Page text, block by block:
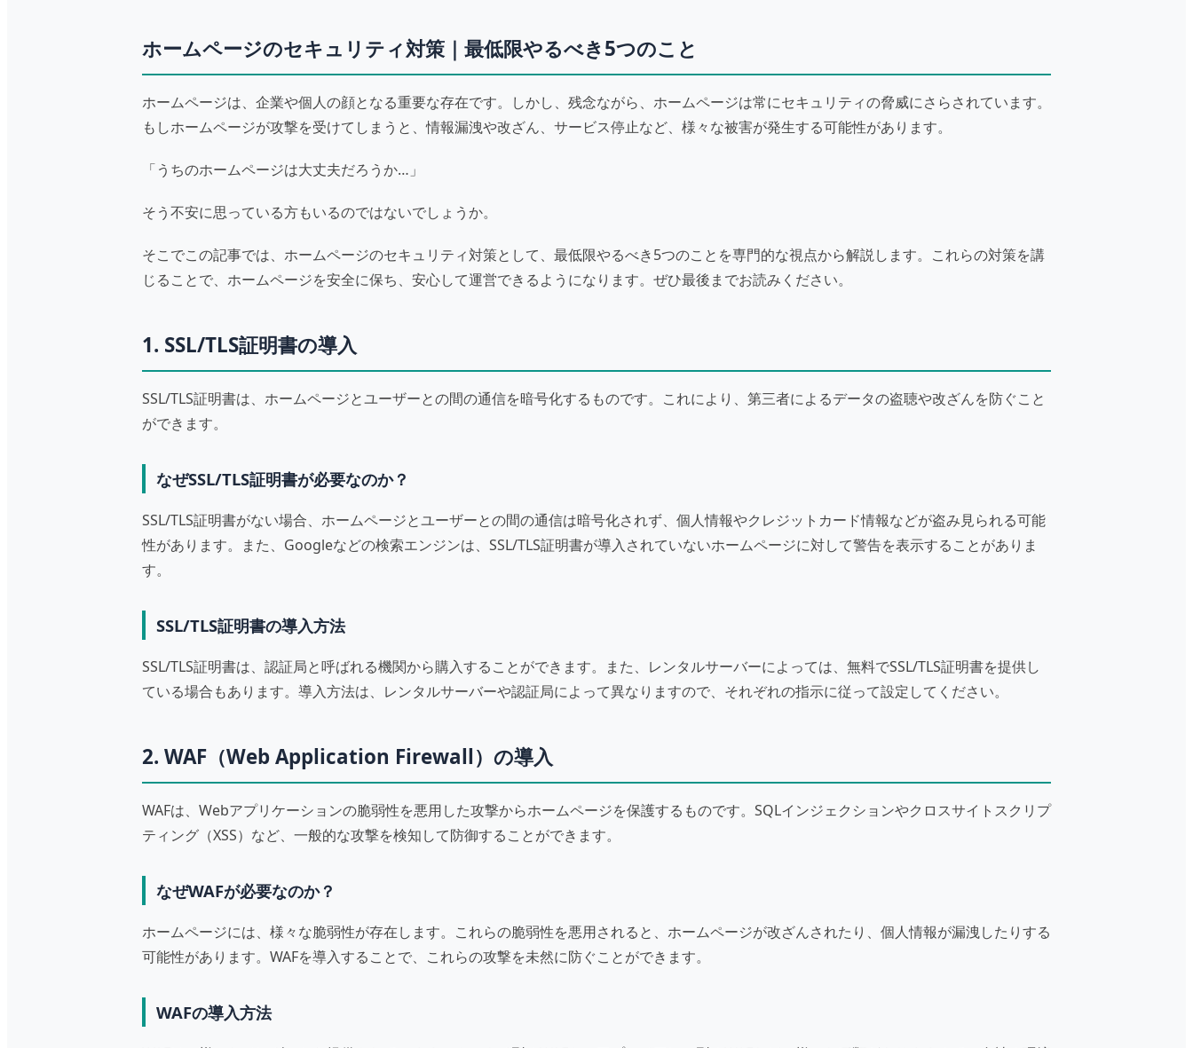
ホームページのセキュリティ対策｜最低限やるべき5つのこと
ホームページは、企業や個人の顔となる重要な存在です。しかし、残念ながら、ホームページは常にセキュリティの脅威にさらされています。
もしホームページが攻撃を受けてしまうと、情報漏洩や改ざん、サービス停止など、様々な被害が発生する可能性があります。
「うちのホームページは大丈夫だろうか…」
そう不安に思っている方もいるのではないでしょうか。
そこでこの記事では、ホームページのセキュリティ対策として、最低限やるべき5つのことを専門的な視点から解説します。これらの対策を講
じることで、ホームページを安全に保ち、安心して運営できるようになります。ぜひ最後までお読みください。
1. SSL/TLS証明書の導入
SSL/TLS証明書は、ホームページとユーザーとの間の通信を暗号化するものです。これにより、第三者によるデータの盗聴や改ざんを防ぐこと
ができます。
なぜSSL/TLS証明書が必要なのか？
SSL/TLS証明書がない場合、ホームページとユーザーとの間の通信は暗号化されず、個人情報やクレジットカード情報などが盗み見られる可能
性があります。また、Googleなどの検索エンジンは、SSL/TLS証明書が導入されていないホームページに対して警告を表示することがありま
す。
SSL/TLS証明書の導入方法
SSL/TLS証明書は、認証局と呼ばれる機関から購入することができます。また、レンタルサーバーによっては、無料でSSL/TLS証明書を提供し
ている場合もあります。導入方法は、レンタルサーバーや認証局によって異なりますので、それぞれの指示に従って設定してください。
2. WAF（Web Application Firewall）の導入
WAFは、Webアプリケーションの脆弱性を悪用した攻撃からホームページを保護するものです。SQLインジェクションやクロスサイトスクリプ
ティング（XSS）など、一般的な攻撃を検知して防御することができます。
なぜWAFが必要なのか？
ホームページには、様々な脆弱性が存在します。これらの脆弱性を悪用されると、ホームページが改ざんされたり、個人情報が漏洩したりする
可能性があります。WAFを導入することで、これらの攻撃を未然に防ぐことができます。
WAFの導入方法